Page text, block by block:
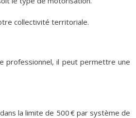
collectivité territoriale.
professionnel, il peut permettre une
la limite de 500 € par système de